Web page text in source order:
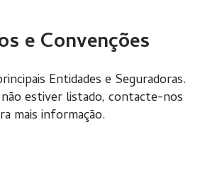
e Convenções
Entidades e Seguradoras.
estiver listado, contacte-nos
mais informação.